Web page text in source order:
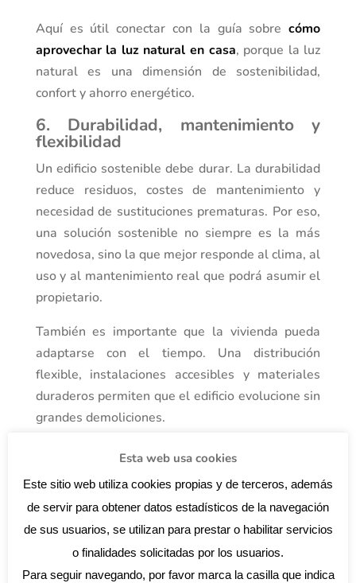
Aquí es útil conectar con la guía sobrecómo
aprovechar la luz natural en casa, porque la luz
natural es una dimensión de sostenibilidad,
confort y ahorro energético.
6. Durabilidad, mantenimiento y
flexibilidad
Un edificio sostenible debe durar. La durabilidad
reduce residuos, costes de mantenimiento y
necesidad de sustituciones prematuras. Por eso,
una solución sostenible no siempre es la más
novedosa, sino la que mejor responde al clima, al
uso y al mantenimiento real que podrá asumir el
propietario.
También es importante que la vivienda pueda
adaptarse con el tiempo. Una distribución
flexible, instalaciones accesibles y materiales
duraderos permiten que el edificio evolucione sin
grandes demoliciones.
La sostenibilidad no es solo eficiencia energética:
mantenga su valor durante décadas.
7. Rehabilitación frente a demolición
Rehabilitar un edificio existente puede ser una
de las estrategias más sostenibles, siempre que
Esta web usa cookies
Este sitio web utiliza cookies propias y de terceros, además
de servir para obtener datos estadísticos de la navegación
de sus usuarios, se utilizan para prestar o habilitar servicios
o finalidades solicitadas por los usuarios.
Para seguir navegando, por favor marca la casilla que indica